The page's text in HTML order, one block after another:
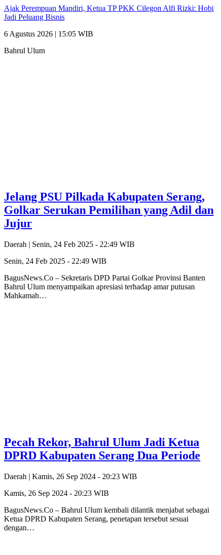
Ajak Perempuan Mandiri, Ketua TP PKK Cilegon Alfi Rizki: Hobi
Jadi Peluang Bisnis
6 Agustus 2026 | 15:05 WIB
Bahrul Ulum
Jelang PSU Pilkada Kabupaten Serang,
Golkar Serukan Pemilihan yang Adil dan
Jujur
Daerah | Senin, 24 Feb 2025 - 22:49 WIB
Senin, 24 Feb 2025 - 22:49 WIB
BagusNews.Co – Sekretaris DPD Partai Golkar Provinsi Banten
Bahrul Ulum menyampaikan apresiasi terhadap amar putusan
Mahkamah…
Pecah Rekor, Bahrul Ulum Jadi Ketua
DPRD Kabupaten Serang Dua Periode
Daerah | Kamis, 26 Sep 2024 - 20:23 WIB
Kamis, 26 Sep 2024 - 20:23 WIB
BagusNews.Co – Bahrul Ulum kembali dilantik menjabat sebagai
Ketua DPRD Kabupaten Serang, penetapan tersebut sesuai
dengan…